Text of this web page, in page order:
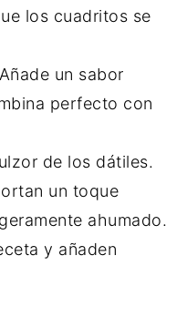
los cuadritos se
un sabor
perfecto con
de los dátiles.
un toque
ahumado.
y añaden